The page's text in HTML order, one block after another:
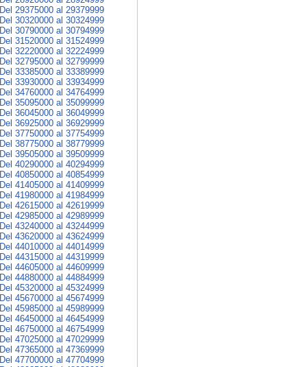
Del 29375000 al 29379999
Del 30320000 al 30324999
Del 30790000 al 30794999
Del 31520000 al 31524999
Del 32220000 al 32224999
Del 32795000 al 32799999
Del 33385000 al 33389999
Del 33930000 al 33934999
Del 34760000 al 34764999
Del 35095000 al 35099999
Del 36045000 al 36049999
Del 36925000 al 36929999
Del 37750000 al 37754999
Del 38775000 al 38779999
Del 39505000 al 39509999
Del 40290000 al 40294999
Del 40850000 al 40854999
Del 41405000 al 41409999
Del 41980000 al 41984999
Del 42615000 al 42619999
Del 42985000 al 42989999
Del 43240000 al 43244999
Del 43620000 al 43624999
Del 44010000 al 44014999
Del 44315000 al 44319999
Del 44605000 al 44609999
Del 44880000 al 44884999
Del 45320000 al 45324999
Del 45670000 al 45674999
Del 45985000 al 45989999
Del 46450000 al 46454999
Del 46750000 al 46754999
Del 47025000 al 47029999
Del 47365000 al 47369999
Del 47700000 al 47704999